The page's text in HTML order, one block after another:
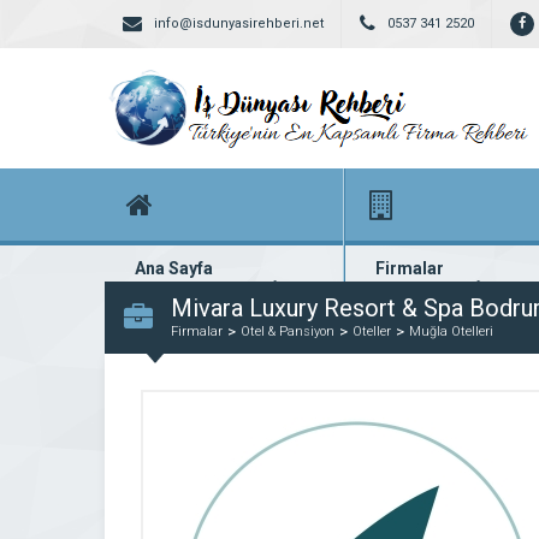
info@isdunyasirehberi.net 0537 341 2520
Ana Sayfa
Firma rehberi ana sayfanız
Firmalar
Yüzlerce kayıtlı firma
Mivara Luxury Resort & Spa
Firmalar Otel & Pansiyon Oteller Muğla Otelleri